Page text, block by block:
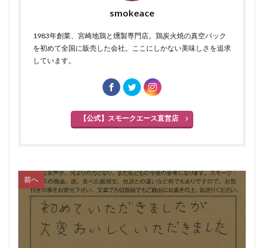
smokeace
1983年創業、宮崎地鶏と燻製専門店。鶏炭火焼の真空パック
を初めて全国に販売した会社。ここにしかない美味しさを追求
しています。
【公式】スモークエース直営店
前へ